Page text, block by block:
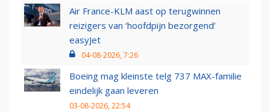
Air France-KLM aast op terugwinnen
reizigers van ‘hoofdpijn bezorgend’
easyJet
04-08-2026, 7:26
Boeing mag kleinste telg 737 MAX-familie
eindelijk gaan leveren
03-08-2026, 22:54